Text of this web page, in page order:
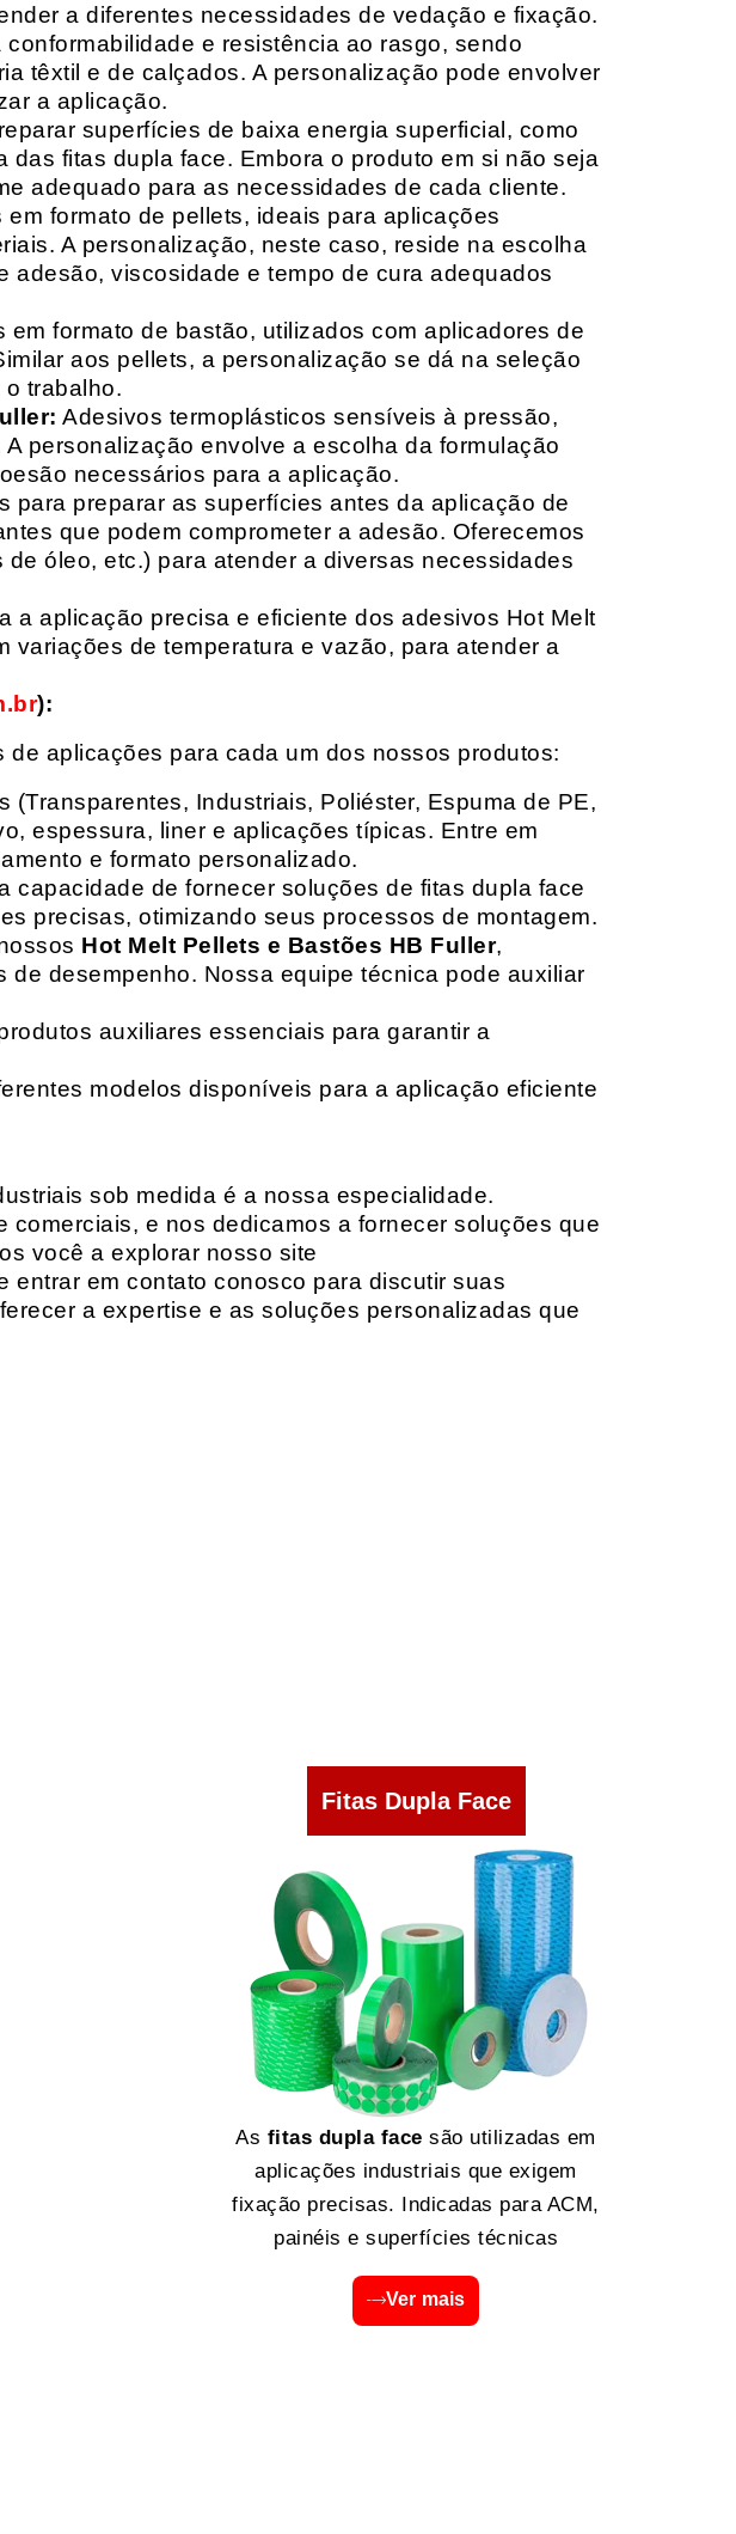
a diferentes necessidades de vedação e fixação.
conformabilidade e resistência ao rasgo, sendo
têxtil e de calçados. A personalização pode envolver
a aplicação.
superfícies de baixa energia superficial, como
fitas dupla face. Embora o produto em si não seja
adequado para as necessidades de cada cliente.
formato de pellets, ideais para aplicações
A personalização, neste caso, reside na escolha
adesão, viscosidade e tempo de cura adequados
em formato de bastão, utilizados com aplicadores de
aos pellets, a personalização se dá na seleção
trabalho.
Adesivos termoplásticos sensíveis à pressão,
personalização envolve a escolha da formulação
necessários para a aplicação.
para preparar as superfícies antes da aplicação de
que podem comprometer a adesão. Oferecemos
óleo, etc.) para atender a diversas necessidades
a aplicação precisa e eficiente dos adesivos Hot Melt
de temperatura e vazão, para atender a
):
aplicações para cada um dos nossos produtos:
(Transparentes, Industriais, Poliéster, Espuma de PE,
espessura, liner e aplicações típicas. Entre em
e formato personalizado.
capacidade de fornecer soluções de fitas dupla face
precisas, otimizando seus processos de montagem.
Hot Melt Pellets e Bastões HB Fuller,
desempenho. Nossa equipe técnica pode auxiliar
auxiliares essenciais para garantir a
modelos disponíveis para a aplicação eficiente
sob medida é a nossa especialidade.
e nos dedicamos a fornecer soluções que
você a explorar nosso site
entrar em contato conosco para discutir suas
a expertise e as soluções personalizadas que
Fitas Dupla Face
As fitas dupla face são utilizadas em
aplicações industriais que exigem
fixação precisas. Indicadas para ACM,
painéis e superfícies técnicas
Ver mais